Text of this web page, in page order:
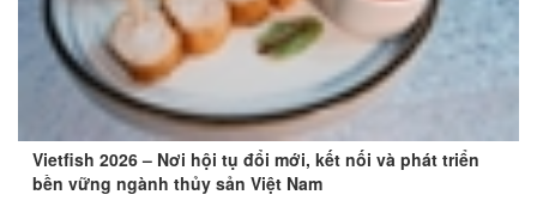
Vietfish 2026 – Nơi hội tụ đổi mới, kết nối và phát triển
bền vững ngành thủy sản Việt Nam